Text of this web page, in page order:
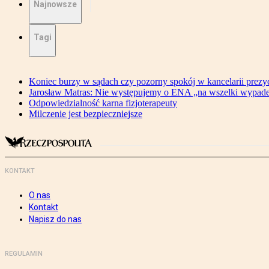
Najnowsze
Tagi
Koniec burzy w sądach czy pozorny spokój w kancelarii
Jarosław Matras: Nie występujemy o ENA „na wszelki
Odpowiedzialność karna fizjoterapeuty
Milczenie jest bezpieczniejsze
KONTAKT
O nas
Kontakt
Napisz do nas
REGULAMIN